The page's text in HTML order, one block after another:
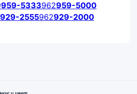
959-5333962959-5000
929-2555962929-2000